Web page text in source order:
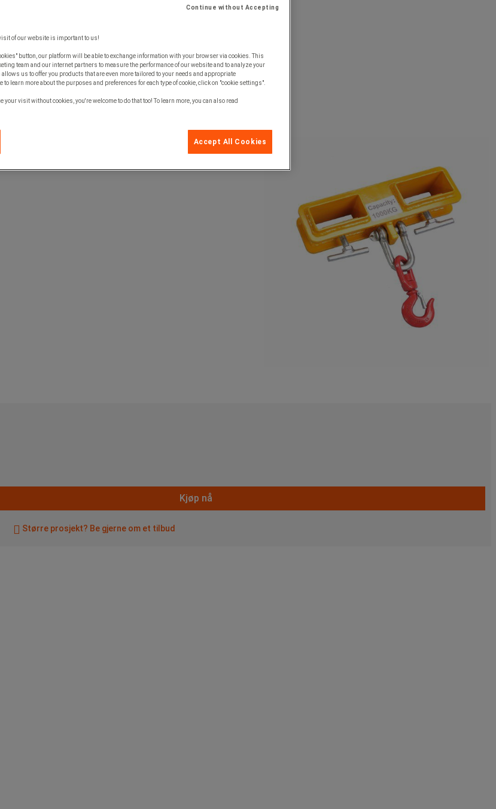
Kjøp nå
Større prosjekt? Be gjerne om et tilbud
Continue without Accepting
of our website is important to us!
button, our platform will be able to exchange information with your browser via cookies. This
team and our internet partners to measure the performance of our website and to analyze your
us to offer you products that are even more tailored to your needs and appropriate
learn more about the purposes and preferences for each type of cookie, click on "cookie settings".
your visit without cookies, you're welcome to do that too! To learn more, you can also read
Accept All Cookies